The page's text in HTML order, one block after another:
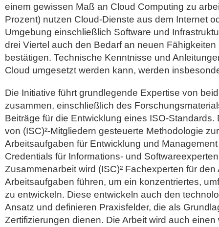
einem gewissen Maß an Cloud Computing zu
Prozent) nutzen Cloud-Dienste aus dem Internet
Umgebung einschließlich Software und
drei Viertel auch den Bedarf an neuen
bestätigen. Technische Kenntnisse und
Cloud umgesetzt werden kann, werden
Die Initiative führt grundlegende Expertise von
zusammen, einschließlich des
Beiträge für die Entwicklung eines ISO-Standards.
von (ISC)²-Mitgliedern gesteuerte Methodologie
Arbeitsaufgaben für Entwicklung und
Credentials für Informations- und
Zusammenarbeit wird (ISC)² Fachexperten für
Arbeitsaufgaben führen, um ein konzentriertes,
zu entwickeln. Diese entwickeln auch den
Ansatz und definieren Praxisfelder, die als
Zertifizierungen dienen. Die Arbeit wird auch